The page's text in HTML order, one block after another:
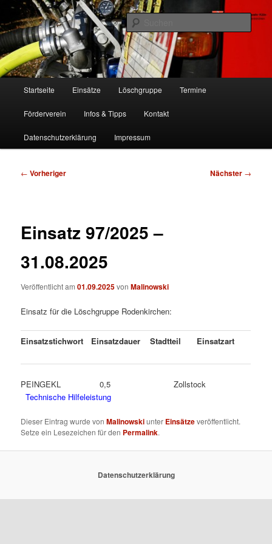
Zum
primären
Inhalt
springenFF Köln, LG RD
Freiwillige Feuerwehr Köln, Löschgruppe Rodenkirchen
Startseite Einsätze Löschgruppe Termine
Förderverein Infos & Tipps Kontakt
Datenschutzerklärung Impressum
Beitragsnavigation
← Vorheriger Nächster →
Einsatz 97/2025 –
31.08.2025
Veröffentlicht am01.09.2025vonMalinowski
Einsatz für die Löschgruppe Rodenkirchen:
Einsatzstichwort Einsatzdauer Stadtteil Einsatzart
PEINGEKL 0,5 Zollstock
Technische Hilfeleistung
Dieser Eintrag wurde vonMalinowskiunter Einsätzeveröffentlicht.
Setze ein Lesezeichen für den Permalink.
Datenschutzerklärung